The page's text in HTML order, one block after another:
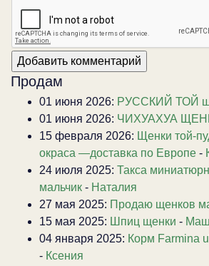
Продам
01 июня 2026: РУССКИЙ ТОЙ
01 июня 2026: ЧИХУАХУА
15 февраля 2026: Щенки той-
окраса —доставка по Европе -
24 июля 2025: Такса
мальчик - Наталия
27 мая 2025: Продаю щенков
15 мая 2025: Шпиц щенки -
04 января 2025: Корм Farmina
- Ксения